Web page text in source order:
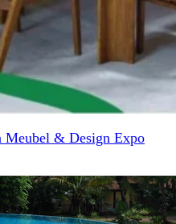
Meubel & Design Expo
DE MUEBLES
Venta